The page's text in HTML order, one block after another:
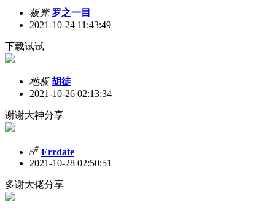
板凳 罗之一目
2021-10-24 11:43:49
下载试试
地板 胡徒
2021-10-26 02:13:34
谢谢大神分享
5# Errdate
2021-10-28 02:50:51
多谢大佬分享